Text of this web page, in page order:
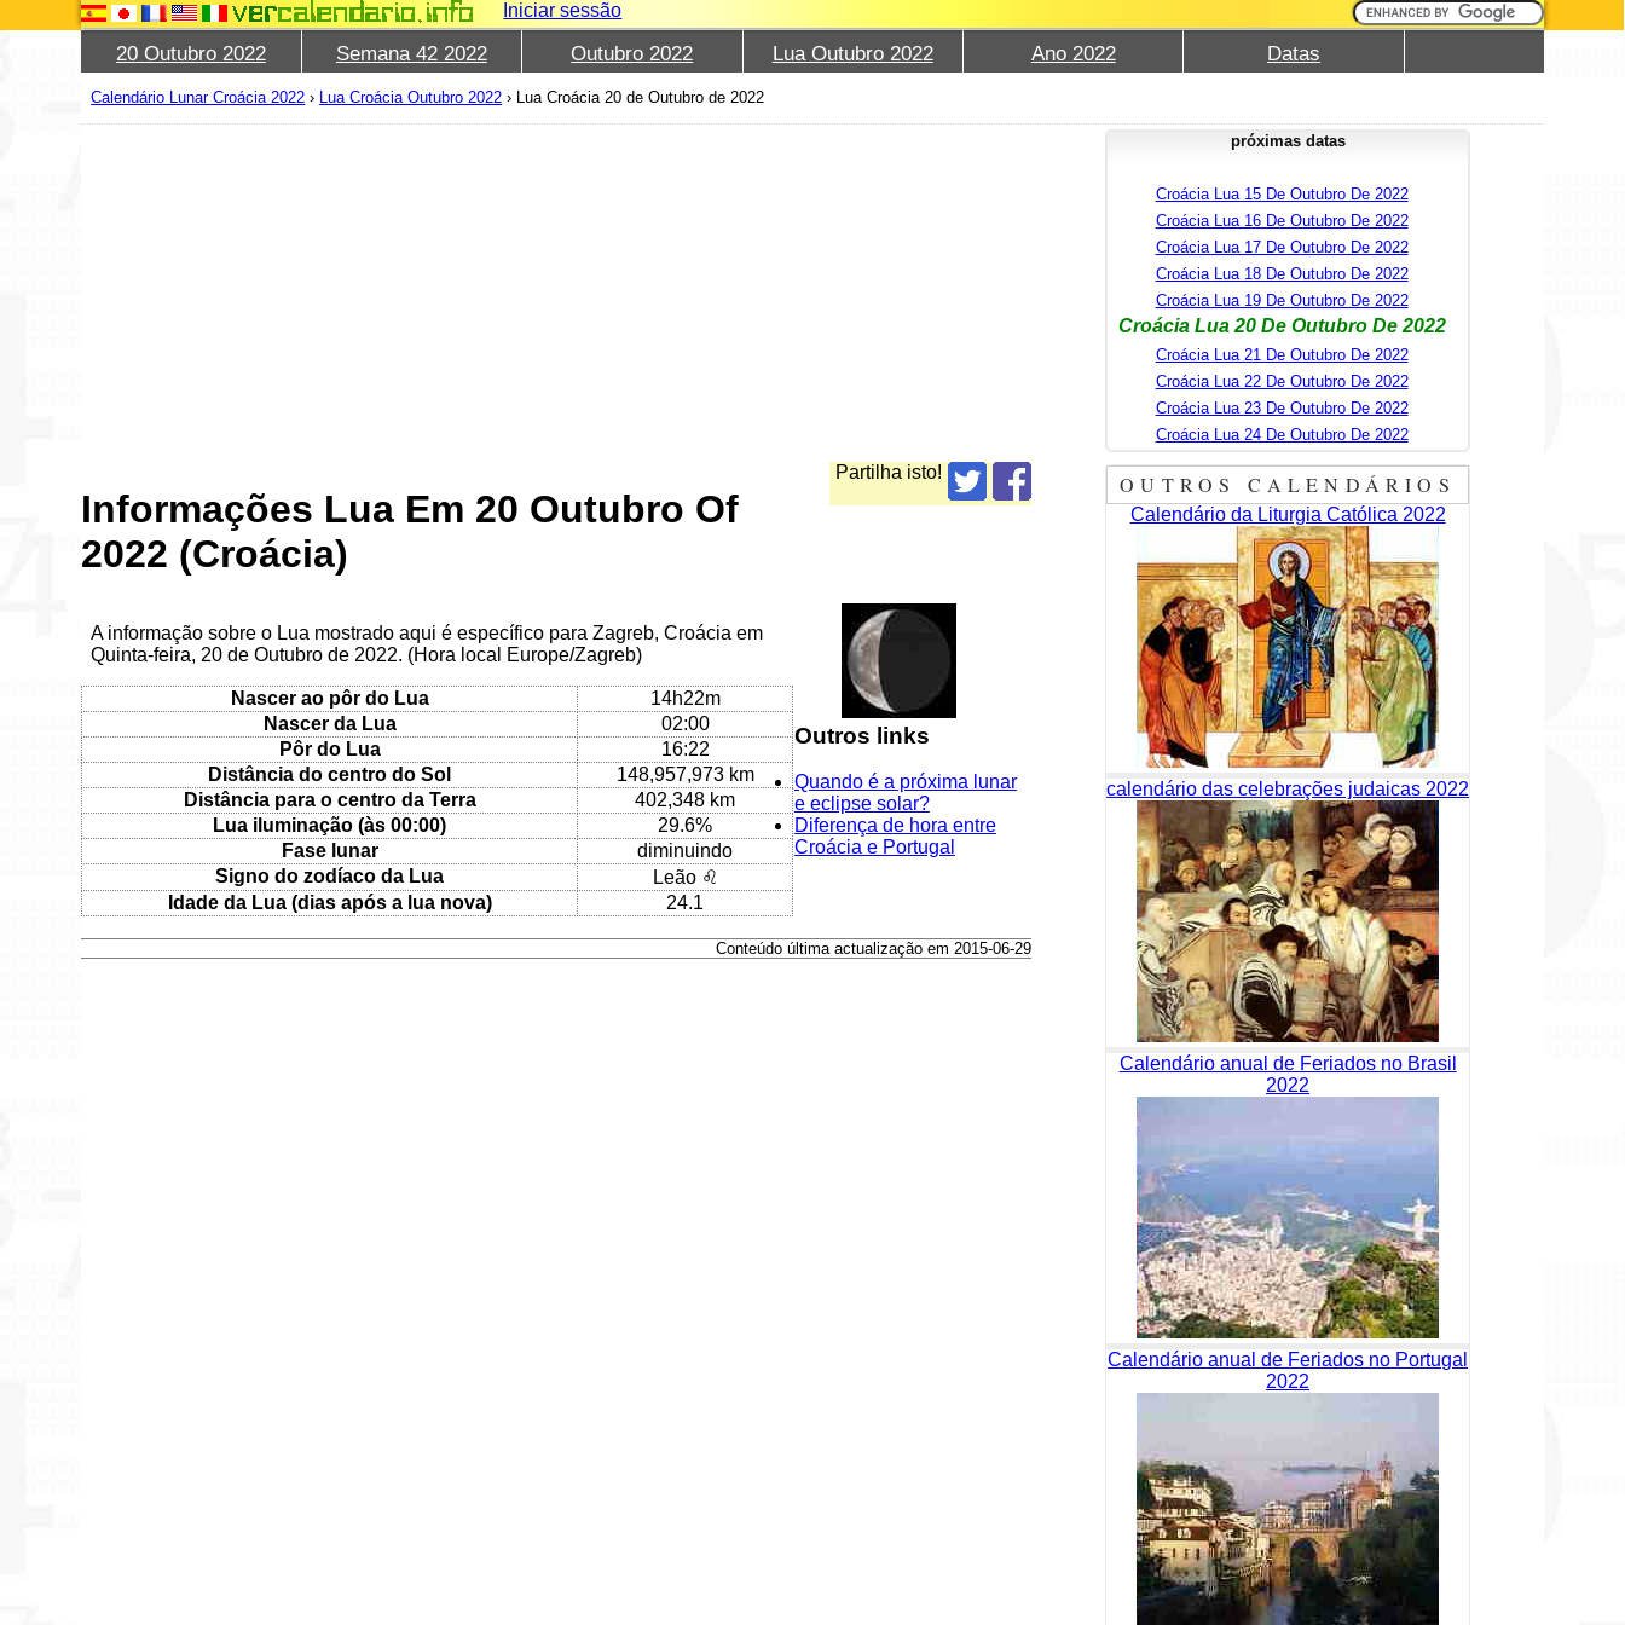
Iniciar sessão
20 Outubro 2022 Semana 42 2022 Outubro 2022 Lua Outubro 2022 Ano 2022 Datas
Calendário Lunar Croácia 2022 › Lua Croácia Outubro 2022 › Lua Croácia 20 de Outubro de 2022
Partilha isto!
Informações Lua Em 20 Outubro Of
2022 (Croácia)
A informação sobre o Lua mostrado aqui é específico para Zagreb, Croácia em
Quinta-feira, 20 de Outubro de 2022. (Hora local Europe/Zagreb)
Nascer ao pôr do Lua
14h22m
Nascer da Lua
02:00
Pôr do Lua
16:22
Distância do centro do Sol
148,957,973 km
Distância para o centro da Terra
402,348 km
Lua iluminação (às 00:00)
29.6%
Fase lunar
diminuindo
Signo do zodíaco da Lua
Leão ♌
Idade da Lua (dias após a lua nova)
24.1
Outros links
Quando é a próxima lunar
e eclipse solar?
Diferença de hora entre
Croácia e Portugal
Conteúdo última actualização em 2015-06-29
próximas datas
Croácia Lua 15 De Outubro De 2022
Croácia Lua 16 De Outubro De 2022
Croácia Lua 17 De Outubro De 2022
Croácia Lua 18 De Outubro De 2022
Croácia Lua 19 De Outubro De 2022
Croácia Lua 20 De Outubro De 2022
Croácia Lua 21 De Outubro De 2022
Croácia Lua 22 De Outubro De 2022
Croácia Lua 23 De Outubro De 2022
Croácia Lua 24 De Outubro De 2022
OUTROS CALENDÁRIOS
Calendário da Liturgia Católica 2022
calendário das celebrações judaicas 2022
Calendário anual de Feriados no Brasil
2022
Calendário anual de Feriados no Portugal
2022